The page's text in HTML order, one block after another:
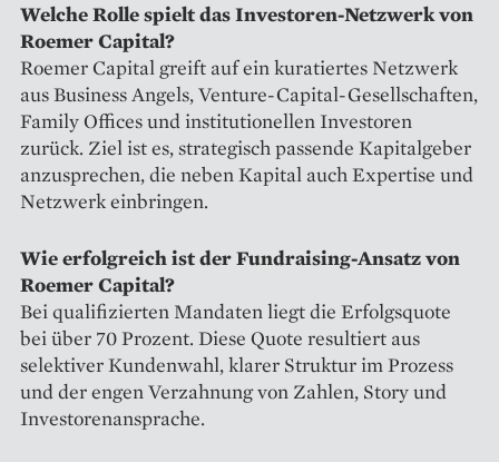
Welche Rolle spielt das Investoren-Netzwerk von
Roemer Capital?
Roemer Capital greift auf ein kuratiertes Netzwerk
aus Business Angels, Venture-Capital-Gesellschaften,
Family Offices und institutionellen Investoren
zurück. Ziel ist es, strategisch passende Kapitalgeber
anzusprechen, die neben Kapital auch Expertise und
Netzwerk einbringen.
Wie erfolgreich ist der Fundraising-Ansatz von
Roemer Capital?
Bei qualifizierten Mandaten liegt die Erfolgsquote
bei über 70 Prozent. Diese Quote resultiert aus
selektiver Kundenwahl, klarer Struktur im Prozess
und der engen Verzahnung von Zahlen, Story und
Investorenansprache.